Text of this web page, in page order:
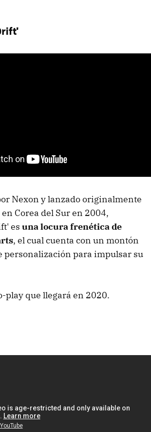
Nexon y lanzado originalmente
Corea del Sur en 2004,
es una locura frenética de
, el cual cuenta con un montón
personalización para impulsar su
play que llegará en 2020.